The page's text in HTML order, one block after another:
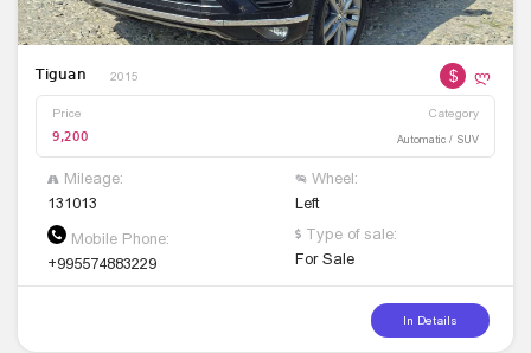
Tiguan 2015 $ ლ
Price Category
9,200 Automatic / SUV
Mileage:
131013
Wheel:
Left
Mobile Phone:
+995574883229
Type of sale:
For Sale
In Details